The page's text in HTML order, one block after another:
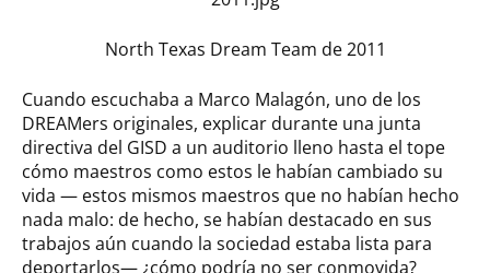
North Texas Dream Team de 2011
Cuando escuchaba a Marco Malagón, uno de los
DREAMers originales, explicar durante una junta
directiva del GISD a un auditorio lleno hasta el tope
cómo maestros como estos le habían cambiado su
vida — estos mismos maestros que no habían hecho
nada malo: de hecho, se habían destacado en sus
trabajos aún cuando la sociedad estaba lista para
deportarlos— ¿cómo podría no ser conmovida?